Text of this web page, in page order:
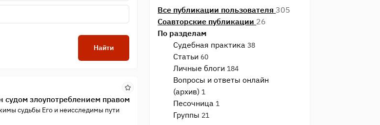
Найти
судом злоупотреблением правом
судьбы Его и неисследимы пути
Все публикации пользователя 305
Соавторские публикации 26
По разделам
Судебная практика 38
Статьи 60
Личные блоги 184
Вопросы и ответы онлайн
(архив) 1
Песочница 1
Группы 21